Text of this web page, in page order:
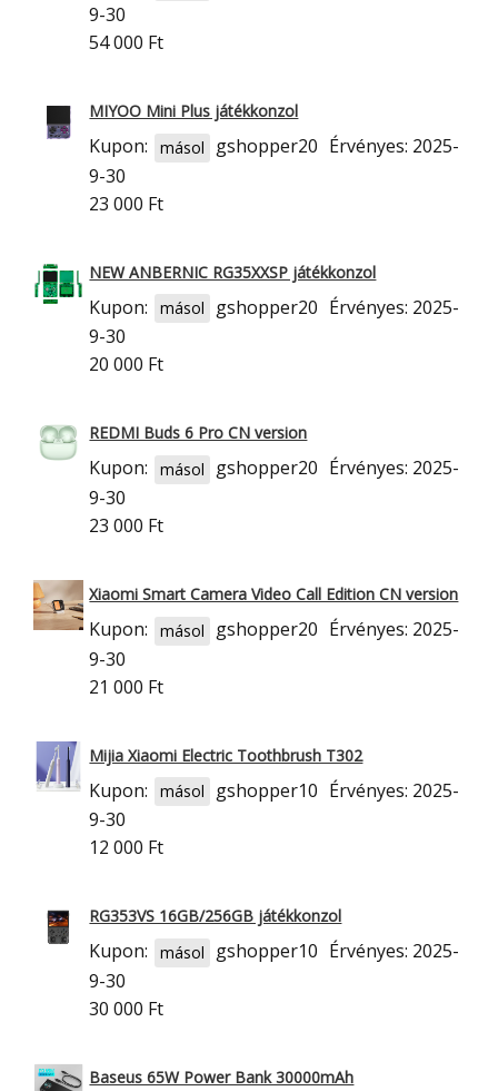
9-30
54 000 Ft
MIYOO Mini Plus játékkonzol
Kupon: másol gshopper20 Érvényes: 2025-
9-30
23 000 Ft
NEW ANBERNIC RG35XXSP játékkonzol
Kupon: másol gshopper20 Érvényes: 2025-
9-30
20 000 Ft
REDMI Buds 6 Pro CN version
Kupon: másol gshopper20 Érvényes: 2025-
9-30
23 000 Ft
Xiaomi Smart Camera Video Call Edition CN version
Kupon: másol gshopper20 Érvényes: 2025-
9-30
21 000 Ft
Mijia Xiaomi Electric Toothbrush T302
Kupon: másol gshopper10 Érvényes: 2025-
9-30
12 000 Ft
RG353VS 16GB/256GB játékkonzol
Kupon: másol gshopper10 Érvényes: 2025-
9-30
30 000 Ft
Baseus 65W Power Bank 30000mAh